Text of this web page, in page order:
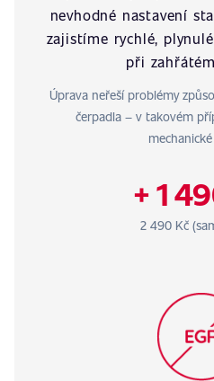
nevhodné nastavení
zajistíme rychlé,
při
Úprava neřeší problémy
čerpadla – v takovém
+ 1
2 490 Kč